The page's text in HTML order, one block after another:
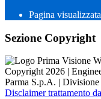
Pagina visualizzata
Sezione Copyright
Copyright 2026 |
Parma S.p.A. |
Disclaimer trattamento